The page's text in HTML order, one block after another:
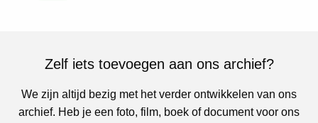
Zelf iets toevoegen aan ons archief?
We zijn altijd bezig met het verder ontwikkelen van ons
archief. Heb je een foto, film, boek of document voor ons